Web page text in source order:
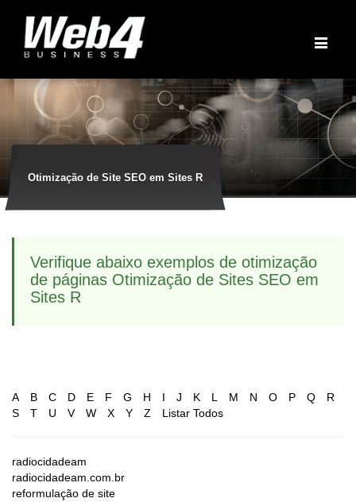
Otimização de Site SEO em Sites R
Verifique abaixo exemplos de otimização
de páginas Otimização de Sites SEO em
Sites R
A B C D E F G H I J K L M N O P Q
R
S
T U V W X Y Z Listar Todos
radiocidadeam
radiocidadeam.com.br
reformulação de site